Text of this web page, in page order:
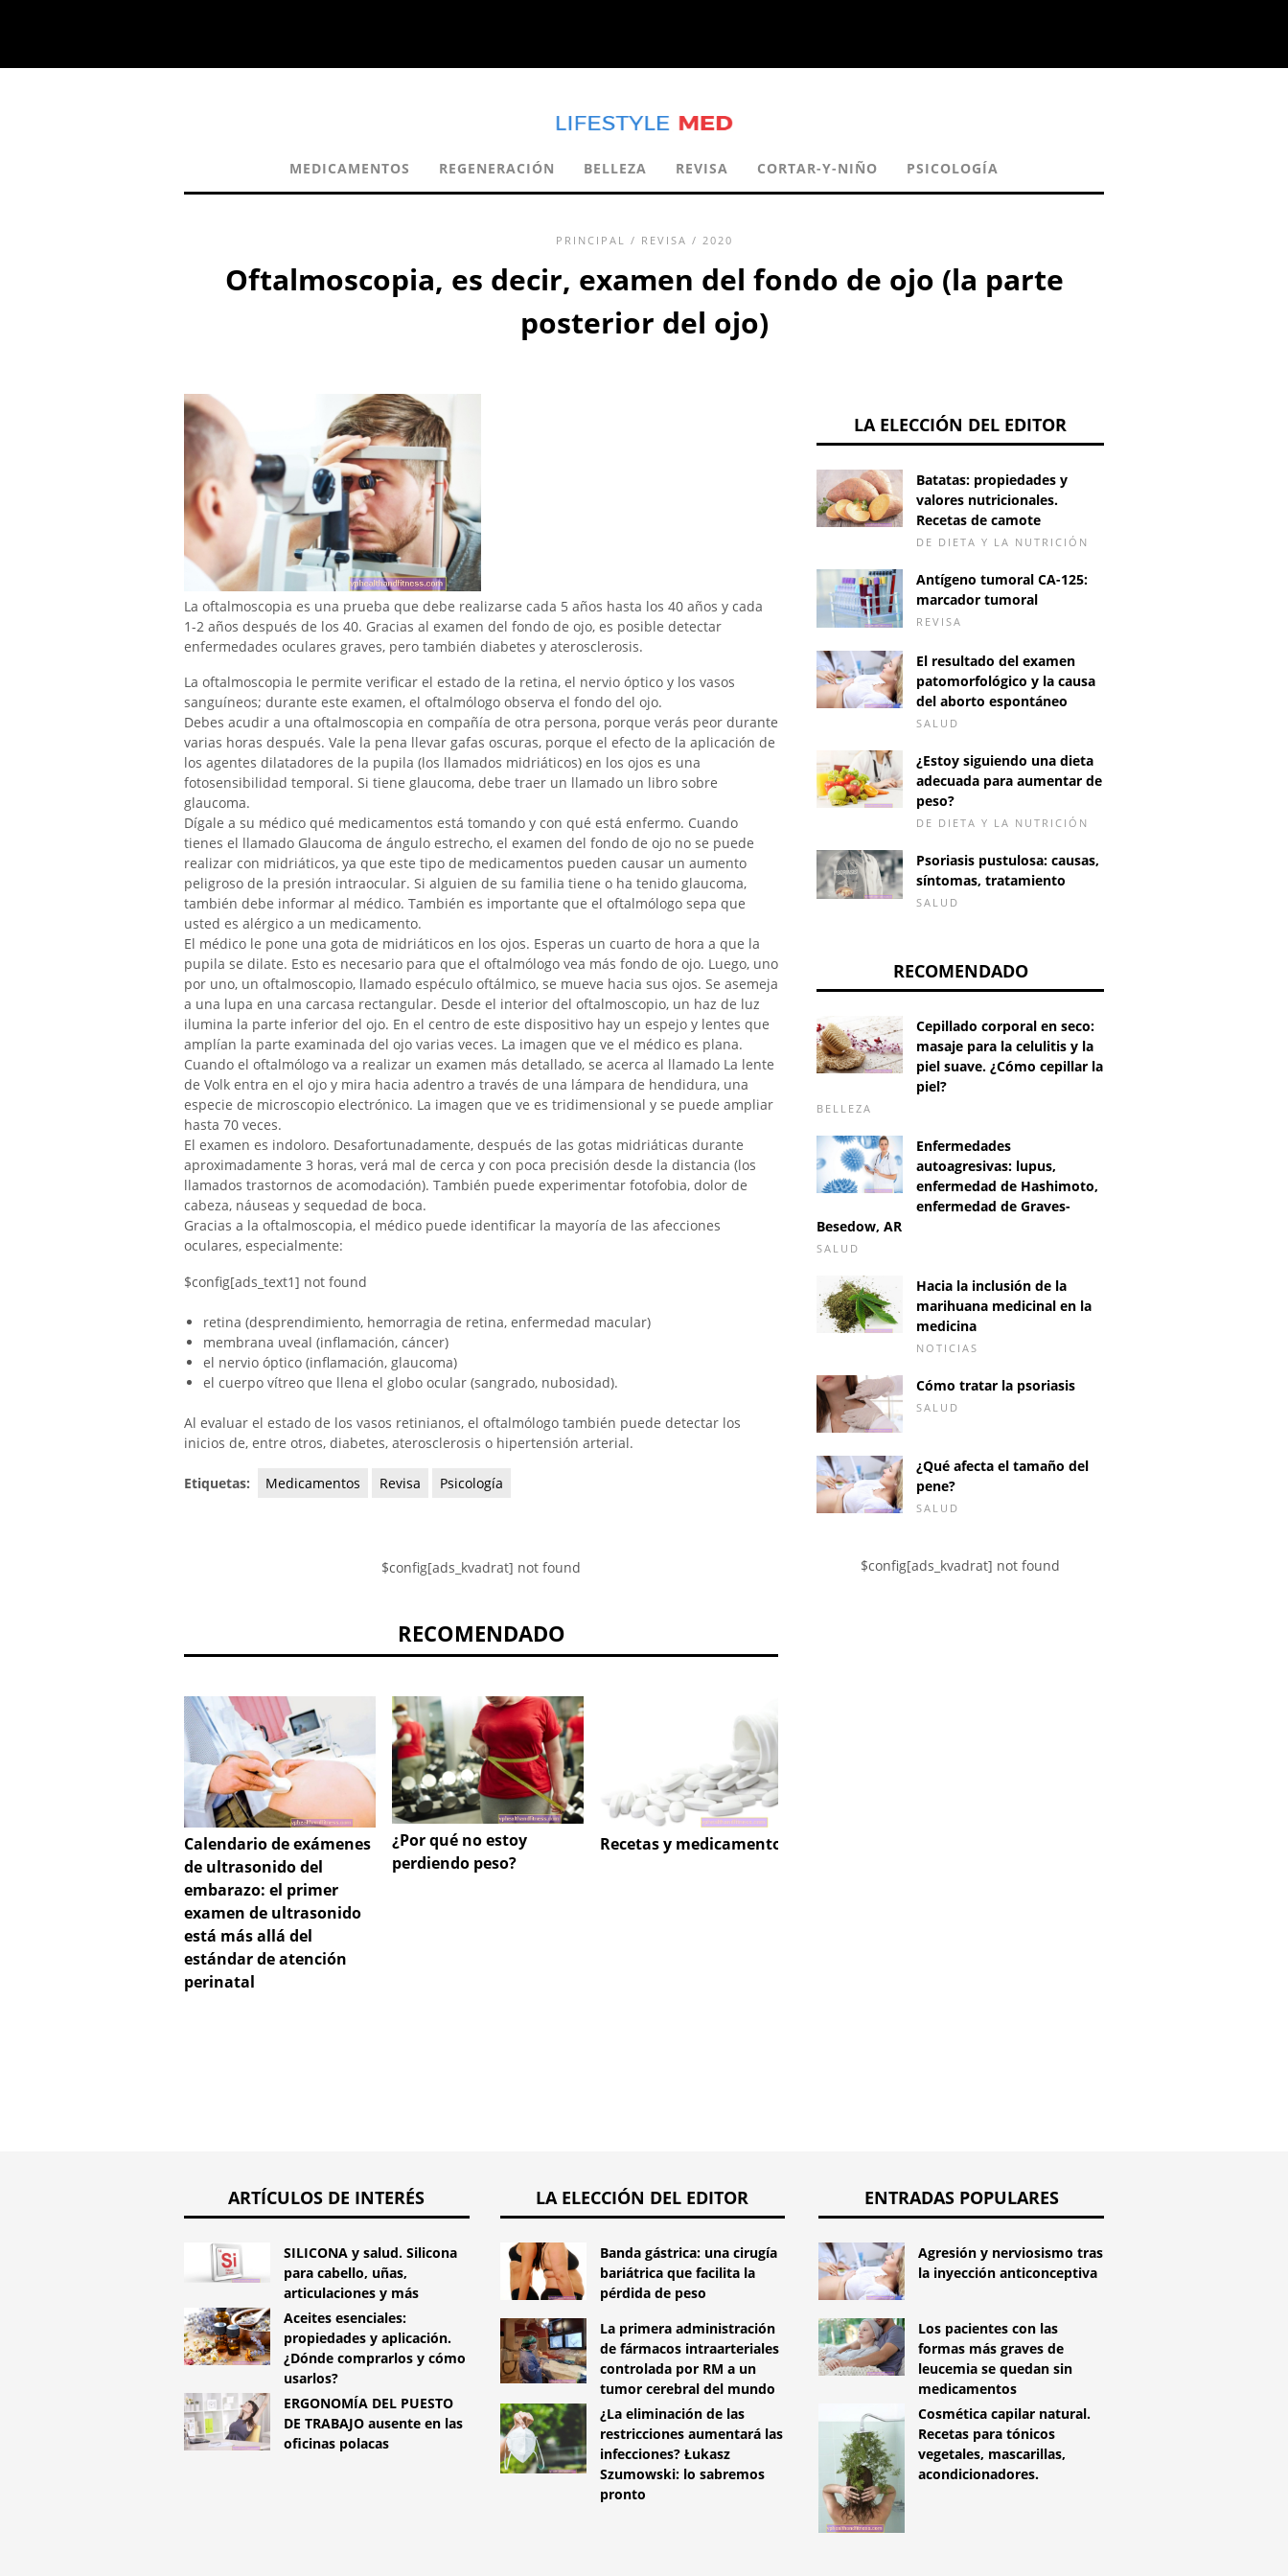
MEDICAMENTOS REGENERACIÓN BELLEZA REVISA CORTAR-Y-NIÑO PSICOLOGÍA
PRINCIPAL / REVISA / 2020
Oftalmoscopia, es decir, examen del fondo de ojo (la parte
posterior del ojo)
La oftalmoscopia es una prueba que debe realizarse cada 5 años hasta los 40 años y cada
1-2 años después de los 40. Gracias al examen del fondo de ojo, es posible detectar
enfermedades oculares graves, pero también diabetes y aterosclerosis.
La oftalmoscopia le permite verificar el estado de la retina, el nervio óptico y los vasos
sanguíneos; durante este examen, el oftalmólogo observa el fondo del ojo.
Debes acudir a una oftalmoscopia en compañía de otra persona, porque verás peor durante
varias horas después. Vale la pena llevar gafas oscuras, porque el efecto de la aplicación de
los agentes dilatadores de la pupila (los llamados midriáticos) en los ojos es una
fotosensibilidad temporal. Si tiene glaucoma, debe traer un llamado un libro sobre
glaucoma.
Dígale a su médico qué medicamentos está tomando y con qué está enfermo. Cuando
tienes el llamado Glaucoma de ángulo estrecho, el examen del fondo de ojo no se puede
realizar con midriáticos, ya que este tipo de medicamentos pueden causar un aumento
peligroso de la presión intraocular. Si alguien de su familia tiene o ha tenido glaucoma,
también debe informar al médico. También es importante que el oftalmólogo sepa que
usted es alérgico a un medicamento.
El médico le pone una gota de midriáticos en los ojos. Esperas un cuarto de hora a que la
pupila se dilate. Esto es necesario para que el oftalmólogo vea más fondo de ojo. Luego, uno
por uno, un oftalmoscopio, llamado espéculo oftálmico, se mueve hacia sus ojos. Se asemeja
a una lupa en una carcasa rectangular. Desde el interior del oftalmoscopio, un haz de luz
ilumina la parte inferior del ojo. En el centro de este dispositivo hay un espejo y lentes que
amplían la parte examinada del ojo varias veces. La imagen que ve el médico es plana.
Cuando el oftalmólogo va a realizar un examen más detallado, se acerca al llamado La lente
de Volk entra en el ojo y mira hacia adentro a través de una lámpara de hendidura, una
especie de microscopio electrónico. La imagen que ve es tridimensional y se puede ampliar
hasta 70 veces.
El examen es indoloro. Desafortunadamente, después de las gotas midriáticas durante
aproximadamente 3 horas, verá mal de cerca y con poca precisión desde la distancia (los
llamados trastornos de acomodación). También puede experimentar fotofobia, dolor de
cabeza, náuseas y sequedad de boca.
Gracias a la oftalmoscopia, el médico puede identificar la mayoría de las afecciones
oculares, especialmente:
$config[ads_text1] not found
retina (desprendimiento, hemorragia de retina, enfermedad macular)
membrana uveal (inflamación, cáncer)
el nervio óptico (inflamación, glaucoma)
el cuerpo vítreo que llena el globo ocular (sangrado, nubosidad).
Al evaluar el estado de los vasos retinianos, el oftalmólogo también puede detectar los
inicios de, entre otros, diabetes, aterosclerosis o hipertensión arterial.
Etiquetas: Medicamentos Revisa Psicología
$config[ads_kvadrat] not found
RECOMENDADO
Calendario de exámenes
de ultrasonido del
embarazo: el primer
examen de ultrasonido
está más allá del
estándar de atención
perinatal
¿Por qué no estoy
perdiendo peso?
Recetas y medicamentos
LA ELECCIÓN DEL EDITOR
Batatas: propiedades y
valores nutricionales.
Recetas de camote
DE DIETA Y LA NUTRICIÓN
Antígeno tumoral CA-125:
marcador tumoral
REVISA
El resultado del examen
patomorfológico y la causa
del aborto espontáneo
SALUD
¿Estoy siguiendo una dieta
adecuada para aumentar de
peso?
DE DIETA Y LA NUTRICIÓN
Psoriasis pustulosa: causas,
síntomas, tratamiento
SALUD
RECOMENDADO
Cepillado corporal en seco:
masaje para la celulitis y la
piel suave. ¿Cómo cepillar la
piel?
BELLEZA
Enfermedades
autoagresivas: lupus,
enfermedad de Hashimoto,
enfermedad de Graves-
Besedow, AR
SALUD
Hacia la inclusión de la
marihuana medicinal en la
medicina
NOTICIAS
Cómo tratar la psoriasis
SALUD
¿Qué afecta el tamaño del
pene?
SALUD
$config[ads_kvadrat] not found
ARTÍCULOS DE INTERÉS
SILICONA y salud. Silicona
para cabello, uñas,
articulaciones y más
Aceites esenciales:
propiedades y aplicación.
¿Dónde comprarlos y cómo
usarlos?
ERGONOMÍA DEL PUESTO
DE TRABAJO ausente en las
oficinas polacas
LA ELECCIÓN DEL EDITOR
Banda gástrica: una cirugía
bariátrica que facilita la
pérdida de peso
La primera administración
de fármacos intraarteriales
controlada por RM a un
tumor cerebral del mundo
¿La eliminación de las
restricciones aumentará las
infecciones? Łukasz
Szumowski: lo sabremos
pronto
ENTRADAS POPULARES
Agresión y nerviosismo tras
la inyección anticonceptiva
Los pacientes con las
formas más graves de
leucemia se quedan sin
medicamentos
Cosmética capilar natural.
Recetas para tónicos
vegetales, mascarillas,
acondicionadores.